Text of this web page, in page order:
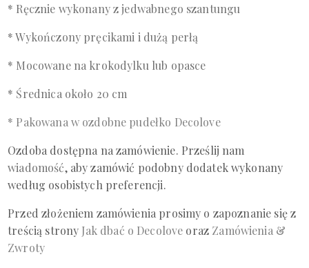
* Ręcznie wykonany z jedwabnego szantungu
* Wykończony pręcikami i dużą perłą
* Mocowane na krokodylku lub opasce
* Średnica około 20 cm
* Pakowana w ozdobne pudełko Decolove
Ozdoba dostępna na zamówienie. Prześlij nam
wiadomość, aby zamówić podobny dodatek wykonany
według osobistych preferencji.
Przed złożeniem zamówienia prosimy o zapoznanie się z
treścią strony Jak dbać o Decolove oraz Zamówienia &
Zwroty